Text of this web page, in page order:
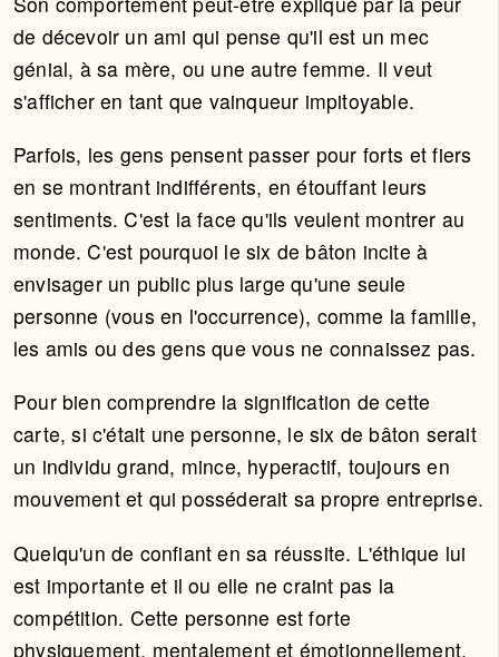
de décevoir un ami qui pense qu'il est un mec
génial, à sa mère, ou une autre femme. Il veut
s'afficher en tant que vainqueur impitoyable.
Parfois, les gens pensent passer pour forts et fiers
en se montrant indifférents, en étouffant leurs
sentiments. C'est la face qu'ils veulent montrer au
monde. C'est pourquoi le six de bâton incite à
envisager un public plus large qu'une seule
personne (vous en l'occurrence), comme la famille,
les amis ou des gens que vous ne connaissez pas.
Pour bien comprendre la signification de cette
carte, si c'était une personne, le six de bâton serait
un individu grand, mince, hyperactif, toujours en
mouvement et qui posséderait sa propre entreprise.
Quelqu'un de confiant en sa réussite. L'éthique lui
est importante et il ou elle ne craint pas la
compétition. Cette personne est forte
physiquement, mentalement et émotionnellement.